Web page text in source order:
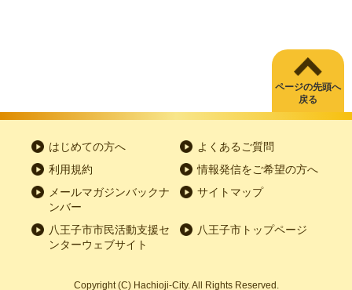
ページの先頭へ
戻る
はじめての方へ
よくあるご質問
利用規約
情報発信をご希望の方へ
メールマガジンバックナ
ンバー
サイトマップ
八王子市市民活動支援セ
ンターウェブサイト
八王子市トップページ
Copyright(C) Hachioji-City. All Rights Reserved.